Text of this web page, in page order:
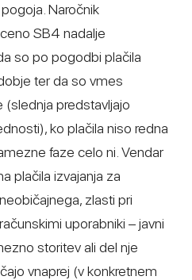
Naročnik
SB4 nadalje
so po pogodbi plačila
ter da so vmes
predstavljajo
ko plačila niso redna
faze celo ni. Vendar
plačila izvajanja za
zlasti pri
uporabniki – javni
storitev ali del nje
vnaprej (v konkretnem